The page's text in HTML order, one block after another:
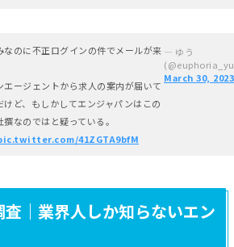
のに不正ログインの件でメールが来
ージェントから求人の案内が届いて
ど、もしかしてエンジャパンはこの
なのではと疑っている。
41ZGTA9bfM
— ゆう
March 30, 2023
｜業界人しか知らないエン